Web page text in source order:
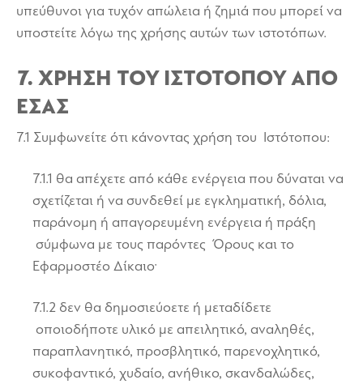
υπεύθυνοι για τυχόν απώλεια ή ζημιά που μπορεί να
υποστείτε λόγω της χρήσης αυτών των ιστοτόπων.
7. ΧΡΗΣΗ ΤΟΥ ΙΣΤΟΤΟΠΟΥ ΑΠΟ
ΕΣΑΣ
7.1 Συμφωνείτε ότι κάνοντας χρήση του Ιστότοπου:
7.1.1 θα απέχετε από κάθε ενέργεια που δύναται να
σχετίζεται ή να συνδεθεί με εγκληματική, δόλια,
παράνομη ή απαγορευμένη ενέργεια ή πράξη
σύμφωνα με τους παρόντες Όρους και το
Εφαρμοστέο Δίκαιο·
7.1.2 δεν θα δημοσιεύοετε ή μεταδίδετε
οποιοδήποτε υλικό με απειλητικό, αναληθές,
παραπλανητικό, προσβλητικό, παρενοχλητικό,
συκοφαντικό, χυδαίο, ανήθικο, σκανδαλώδες,